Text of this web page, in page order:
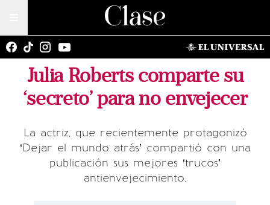
Julia Roberts comparte su
‘secreto’ para no envejecer
La actriz, que recientemente protagonizó
‘Dejar el mundo atrás’ compartió con una
publicación sus mejores ‘trucos’
antienvejecimiento.